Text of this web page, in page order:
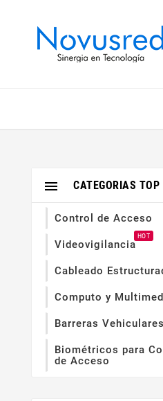
CATEGORIAS TOP

Control de Acceso
Videovigilancia
HOT
Cableado
Computo y
Barreras Vehiculares
Biométricos para
de Acceso